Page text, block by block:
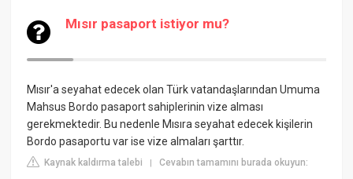
Mısır pasaport istiyor mu?
Mısır'a seyahat edecek olan Türk vatandaşlarından Umuma
Mahsus Bordo pasaport sahiplerinin vize alması
gerekmektedir. Bu nedenle Mısıra seyahat edecek kişilerin
Bordo pasaportu var ise vize almaları şarttır.
Kaynak kaldırma talebi |Cevabın tamamını burada okuyun: